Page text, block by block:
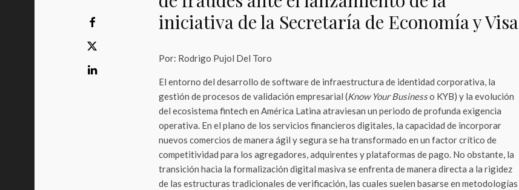
iniciativa de la Secretaría de Economía y Visa
Por: Rodrigo Pujol Del Toro
El entorno del desarrollo de software de infraestructura de identidad corporativa, la
gestión de procesos de validación empresarial (Know Your Businesso KYB) y la evolución
del ecosistema fintech en América Latina atraviesan un periodo de profunda exigencia
operativa. En el plano de los servicios financieros digitales, la capacidad de incorporar
nuevos comercios de manera ágil y segura se ha transformado en un factor crítico de
competitividad para los agregadores, adquirentes y plataformas de pago. No obstante, la
transición hacia la formalización digital masiva se enfrenta de manera directa a la rigidez
de las estructuras tradicionales de verificación, las cuales suelen basarse en metodologías